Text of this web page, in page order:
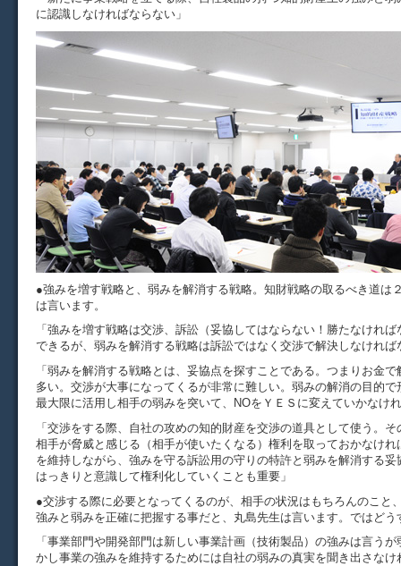
に認識しなければならない」
●強みを増す戦略と、弱みを解消する戦略。知財戦略の取るべき道は
は言います。
「強みを増す戦略は交渉、訴訟（妥協してはならない！勝たなけれ
できるが、弱みを解消する戦略は訴訟ではなく交渉で解決しなければ
「弱みを解消する戦略とは、妥協点を探すことである。つまりお金
多い。交渉が大事になってくるが非常に難しい。弱みの解消の目的
最大限に活用し相手の弱みを突いて、NOをＹＥＳに変えていかなけ
「交渉をする際、自社の攻めの知的財産を交渉の道具として使う。
相手が脅威と感じる（相手が使いたくなる）権利を取っておかなけれ
を維持しながら、強みを守る訴訟用の守りの特許と弱みを解消する
はっきりと意識して権利化していくことも重要」
●交渉する際に必要となってくるのが、相手の状況はもちろんのこと
強みと弱みを正確に把握する事だと、丸島先生は言います。ではどう
「事業部門や開発部門は新しい事業計画（技術製品）の強みは言う
かし事業の強みを維持するためには自社の弱みの真実を聞き出さなけ